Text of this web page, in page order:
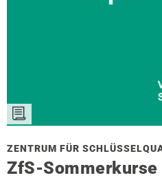
ZENTRUM FÜR
ZfS-Sommerkurse